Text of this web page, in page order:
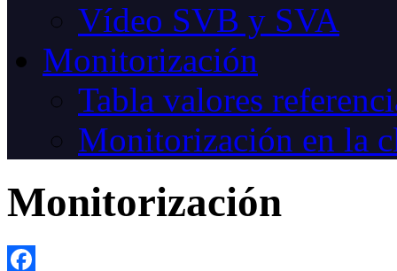
Vídeo SVB y SVA
Monitorización
Tabla valores
Monitorización en la
Monitorización